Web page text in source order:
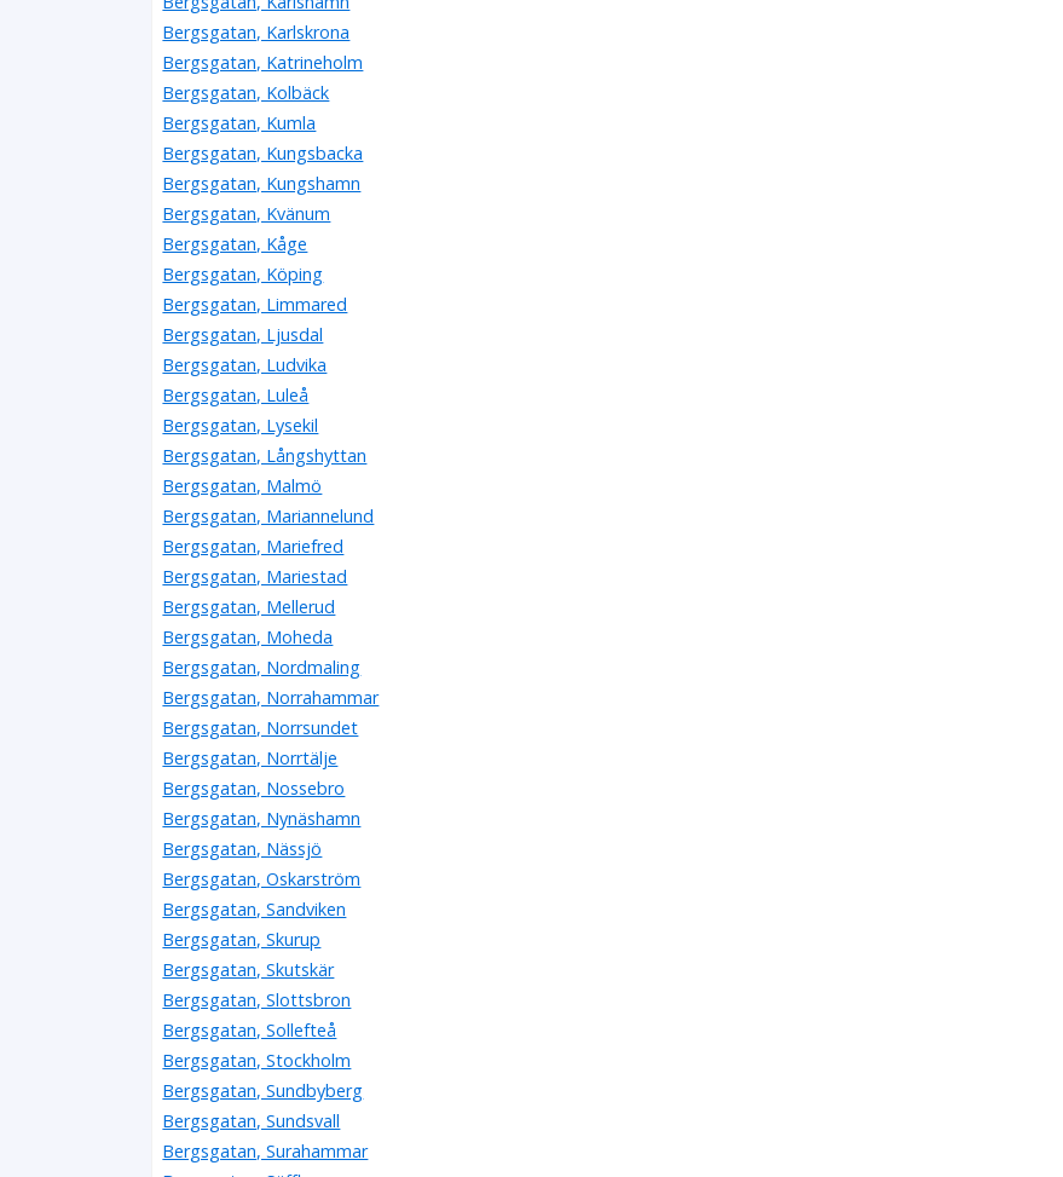
Bergsgatan, Karlskrona
Bergsgatan, Katrineholm
Bergsgatan, Kolbäck
Bergsgatan, Kumla
Bergsgatan, Kungsbacka
Bergsgatan, Kungshamn
Bergsgatan, Kvänum
Bergsgatan, Kåge
Bergsgatan, Köping
Bergsgatan, Limmared
Bergsgatan, Ljusdal
Bergsgatan, Ludvika
Bergsgatan, Luleå
Bergsgatan, Lysekil
Bergsgatan, Långshyttan
Bergsgatan, Malmö
Bergsgatan, Mariannelund
Bergsgatan, Mariefred
Bergsgatan, Mariestad
Bergsgatan, Mellerud
Bergsgatan, Moheda
Bergsgatan, Nordmaling
Bergsgatan, Norrahammar
Bergsgatan, Norrsundet
Bergsgatan, Norrtälje
Bergsgatan, Nossebro
Bergsgatan, Nynäshamn
Bergsgatan, Nässjö
Bergsgatan, Oskarström
Bergsgatan, Sandviken
Bergsgatan, Skurup
Bergsgatan, Skutskär
Bergsgatan, Slottsbron
Bergsgatan, Sollefteå
Bergsgatan, Stockholm
Bergsgatan, Sundbyberg
Bergsgatan, Sundsvall
Bergsgatan, Surahammar